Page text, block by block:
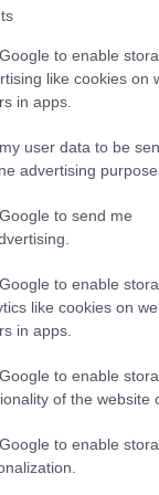
to enable
like cookies on
in apps.
user data to be
advertising
to send me
to enable
like cookies on
in apps.
to enable
of the website
to enable
erejének
Az író
résztvevője az
azt írta,
támadásban
összeomlás
Ahadtörténész
nevezi a
A már idézett
Károly
megindítására
és
a kitűzött
hadvezetés nem
nézett szembe
az